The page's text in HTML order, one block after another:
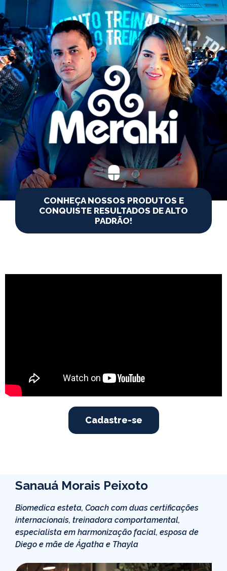
CONHEÇA NOSSOS PRODUTOS E
CONQUISTE RESULTADOS DE ALTO
PADRÃO!
Cadastre-se
Sanauá Morais Peixoto
Biomedica esteta, Coach com duas certificações
internacionais, treinadora comportamental,
especialista em harmonização facial, esposa de
Diego e mãe de Ágatha e Thayla